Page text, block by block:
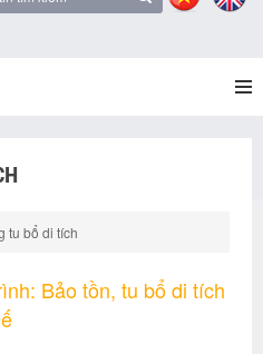
tu bổ di tích
Bảo tồn, tu bổ di tích